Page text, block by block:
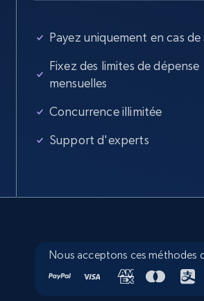
5.6K+ 878+
Walmart - products - Collects
URL, Final price, Sku, Currency, Gtin,
Walmart - products - Discover
Payez uniquement en cas de
Fixez des limites de dépense
mensuelles
Concurrence illimitée
Support d'experts
Nous acceptons ces méthodes